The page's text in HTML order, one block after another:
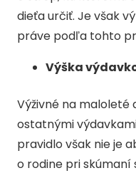
dieťa určiť. Je však
práve podľa tohto
Výška
Výživné na
ostatnými
pravidlo však nie je
o rodine pri